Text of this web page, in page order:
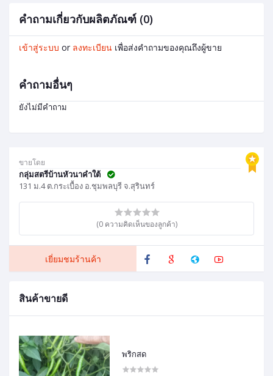
ขายโดย
กลุ่มสตรีบ้านหัวนาคำใต้
131 ม.4 ต.กระเบื้อง อ.ชุมพลบุรี จ.สุรินทร์
(0 ความคิดเห็นของลูกค้า)
เยี่ยมชมร้านค้า
สินค้าขายดี
พริกสด
คำถามเกี่ยวกับผลิตภัณฑ์ (0)
เข้าสู่ระบบ or ลงทะเบียน เพื่อส่งคำถามของคุณถึงผู้ขาย
คำถามอื่นๆ
ยังไม่มีคำถาม